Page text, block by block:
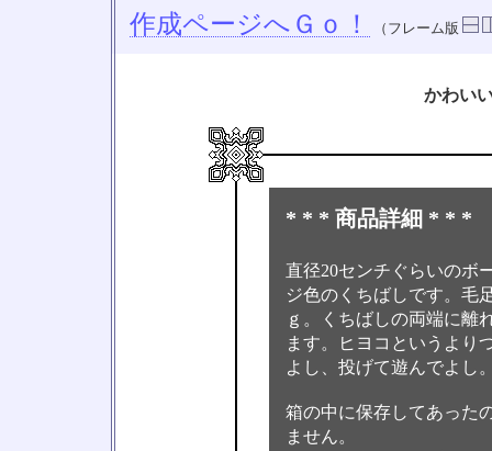
作成ページへＧｏ！ （フレーム版
かわい
* * * 商品詳細 * * *
直径20センチぐらいのボ
ジ色のくちばしです。毛
ｇ。くちばしの両端に離
ます。ヒヨコというより
よし、投げて遊んでよし
箱の中に保存してあった
ません。